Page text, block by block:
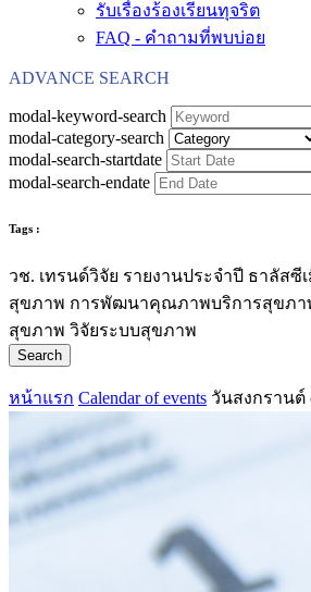
รับเรื่องร้องเรียนทุจริต
FAQ - คำถามที่พบบ่อย
ADVANCE SEARCH
modal-keyword-search
modal-category-search
modal-search-startdate
modal-search-endate
Tags :
วช. เทรนด์วิจัย รายงานประจำปี ธาลัสซี
สุขภาพ การพัฒนาคุณภาพบริการสุขภา
สุขภาพ วิจัยระบบสุขภาพ
Search
หน้าแรก Calendar of events วันสงกรานต์